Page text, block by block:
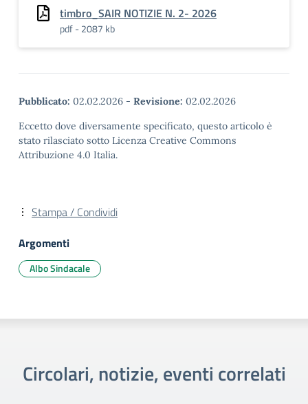
timbro_SAIR NOTIZIE N. 2- 2026
pdf - 2087 kb
Pubblicato: 02.02.2026 - Revisione: 02.02.2026
Eccetto dove diversamente specificato, questo articolo è
stato rilasciato sotto Licenza Creative Commons
Attribuzione 4.0 Italia.
Stampa / Condividi
Argomenti
Albo Sindacale
Circolari, notizie, eventi correlati